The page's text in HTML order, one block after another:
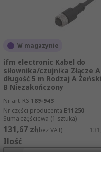
W magazynie
ifm electronic Kabel do
siłownika/czujnika Złącze
długość 5 m Rodzaj A
B Niezakończony
Nr art. RS 189-943
Nr części producenta E11250
Suma częściowa (1 sztuka)
131,67 zł(bez VAT)
Ilość